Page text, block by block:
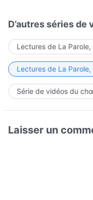
D’autres séries de
Lectures de La Parole,
Lectures de La
Série de vidéos du
Laisser un